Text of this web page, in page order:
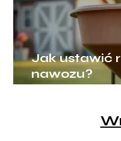
Jak ustawić
nawozu?